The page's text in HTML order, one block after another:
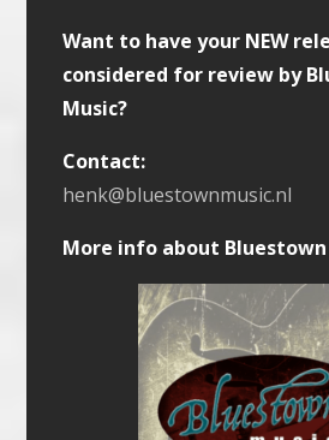
Want to have your NEW
considered for review by
Music?
Contact:
henk@bluestownmusic.nl
More info about Bluestown